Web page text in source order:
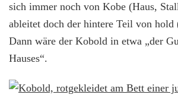
sich immer noch von Kobe (Haus,
ableitet doch der hintere Teil von hold
Dann wäre der Kobold in etwa „der
Hauses“.